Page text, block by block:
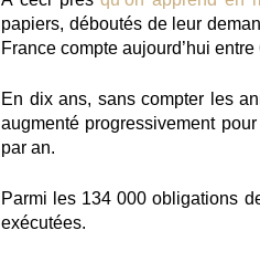
papiers, déboutés de leur
France compte aujourd’hui
En dix ans, sans compter les
augmenté progressivement
par an.
Parmi les 134 000 obligations
exécutées.